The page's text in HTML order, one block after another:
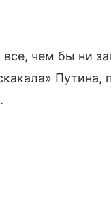
чем бы ни
Путина,